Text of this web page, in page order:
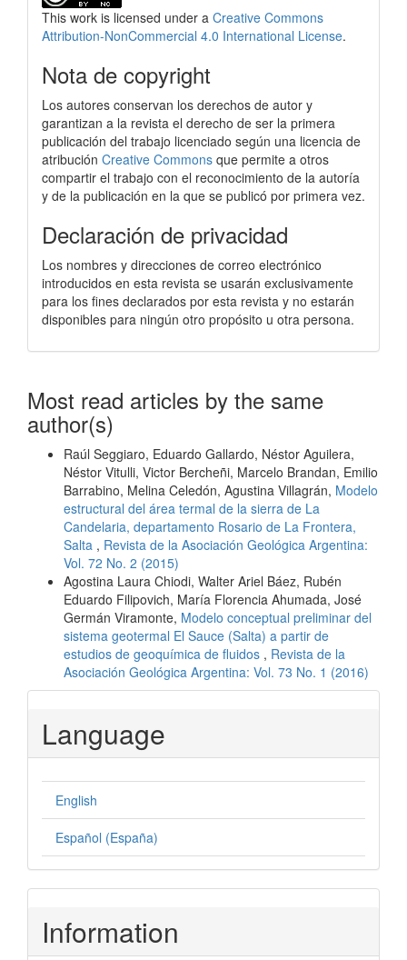
This work is licensed under a Creative Commons
Attribution-NonCommercial 4.0 International License.
Nota de copyright
Los autores conservan los derechos de autor y
garantizan a la revista el derecho de ser la primera
publicación del trabajo licenciado según una licencia de
atribución Creative Commons que permite a otros
compartir el trabajo con el reconocimiento de la autoría
y de la publicación en la que se publicó por primera vez.
Declaración de privacidad
Los nombres y direcciones de correo electrónico
introducidos en esta revista se usarán exclusivamente
para los fines declarados por esta revista y no estarán
disponibles para ningún otro propósito u otra persona.
Most read articles by the same
author(s)
Raúl Seggiaro, Eduardo Gallardo, Néstor Aguilera,
Néstor Vitulli, Victor Bercheñi, Marcelo Brandan, Emilio
Barrabino, Melina Celedón, Agustina Villagrán, Modelo
estructural del área termal de la sierra de La
Candelaria, departamento Rosario de La Frontera,
Salta , Revista de la Asociación Geológica Argentina:
Vol. 72 No. 2 (2015)
Agostina Laura Chiodi, Walter Ariel Báez, Rubén
Eduardo Filipovich, María Florencia Ahumada, José
Germán Viramonte, Modelo conceptual preliminar del
sistema geotermal El Sauce (Salta) a partir de
estudios de geoquímica de fluidos , Revista de la
Asociación Geológica Argentina: Vol. 73 No. 1 (2016)
Language
English
Español (España)
Information